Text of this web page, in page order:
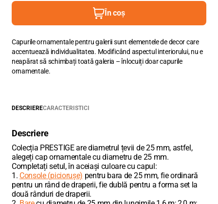
În coș
Capurile ornamentale pentru galerii sunt elementele de decor care
accentuează individualitatea. Modificând aspectul interiorului, nu e
neapărat să schimbați toată galeria – înlocuiți doar capurile
ornamentale.
DESCRIERECARACTERISTICI
Descriere
Colecția PRESTIGE are diametrul țevii de 25 mm, astfel,
alegeți cap ornamentale cu diametru de 25 mm.
Completați setul, în aceiași culoare cu capul:
1. Console (piciorușe) pentru bara de 25 mm, fie ordinară
pentru un rând de draperii, fie dublă pentru a forma set la
două rânduri de draperii.